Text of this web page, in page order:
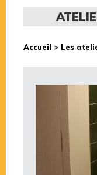
Accueil > Les